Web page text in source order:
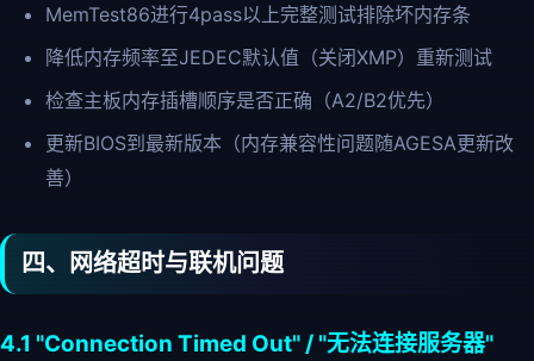
MemTest86进行4pass以上完整测试排除坏内存条
降低内存频率至JEDEC默认值（关闭XMP）重新测试
检查主板内存插槽顺序是否正确（A2/B2优先）
更新BIOS到最新版本（内存兼容性问题随AGESA更新改
善）
四、网络超时与联机问题
4.1 "Connection Timed Out" / "无法连接服务器"